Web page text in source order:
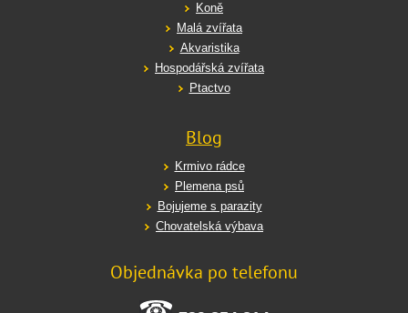
Koně
Malá zvířata
Akvaristika
Hospodářská zvířata
Ptactvo
Blog
Krmivo rádce
Plemena psů
Bojujeme s parazity
Chovatelská výbava
Objednávka po telefonu